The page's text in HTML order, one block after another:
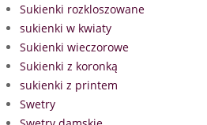
Sukienki rozkloszowane
sukienki w kwiaty
Sukienki wieczorowe
Sukienki z koronką
sukienki z printem
Swetry